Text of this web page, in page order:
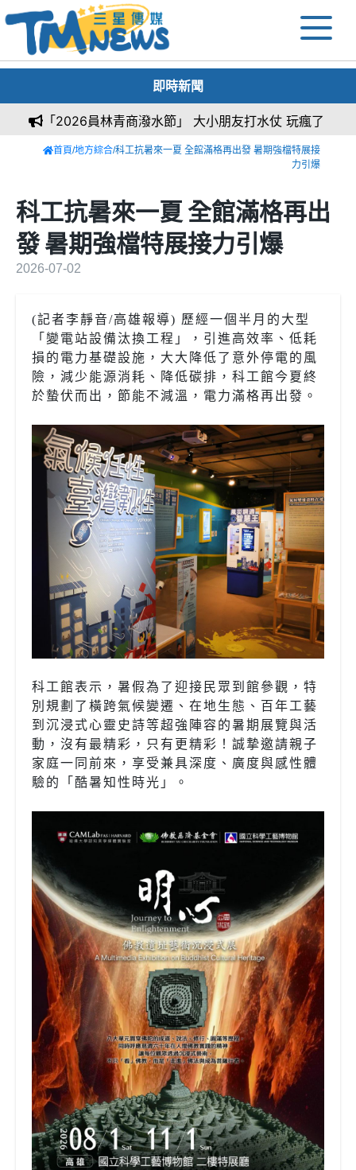
即時新聞
「2026員林青商潑水節」 大小朋友打水仗 玩瘋了
首頁/地方綜合/科工抗暑來一夏 全館滿格再出發 暑期強檔特展接
力引爆
科工抗暑來一夏 全館滿格再出
發 暑期強檔特展接力引爆
2026-07-02
(記者李靜音/高雄報導) 歷經一個半月的大型
「變電站設備汰換工程」，引進高效率、低耗
損的電力基礎設施，大大降低了意外停電的風
險，減少能源消耗、降低碳排，科工館今夏終
於蟄伏而出，節能不減溫，電力滿格再出發。
科工館表示，暑假為了迎接民眾到館參觀，特
別規劃了橫跨氣候變遷、在地生態、百年工藝
到沉浸式心靈史詩等超強陣容的暑期展覽與活
動，沒有最精彩，只有更精彩！誠摯邀請親子
家庭一同前來，享受兼具深度、廣度與感性體
驗的「酷暑知性時光」。